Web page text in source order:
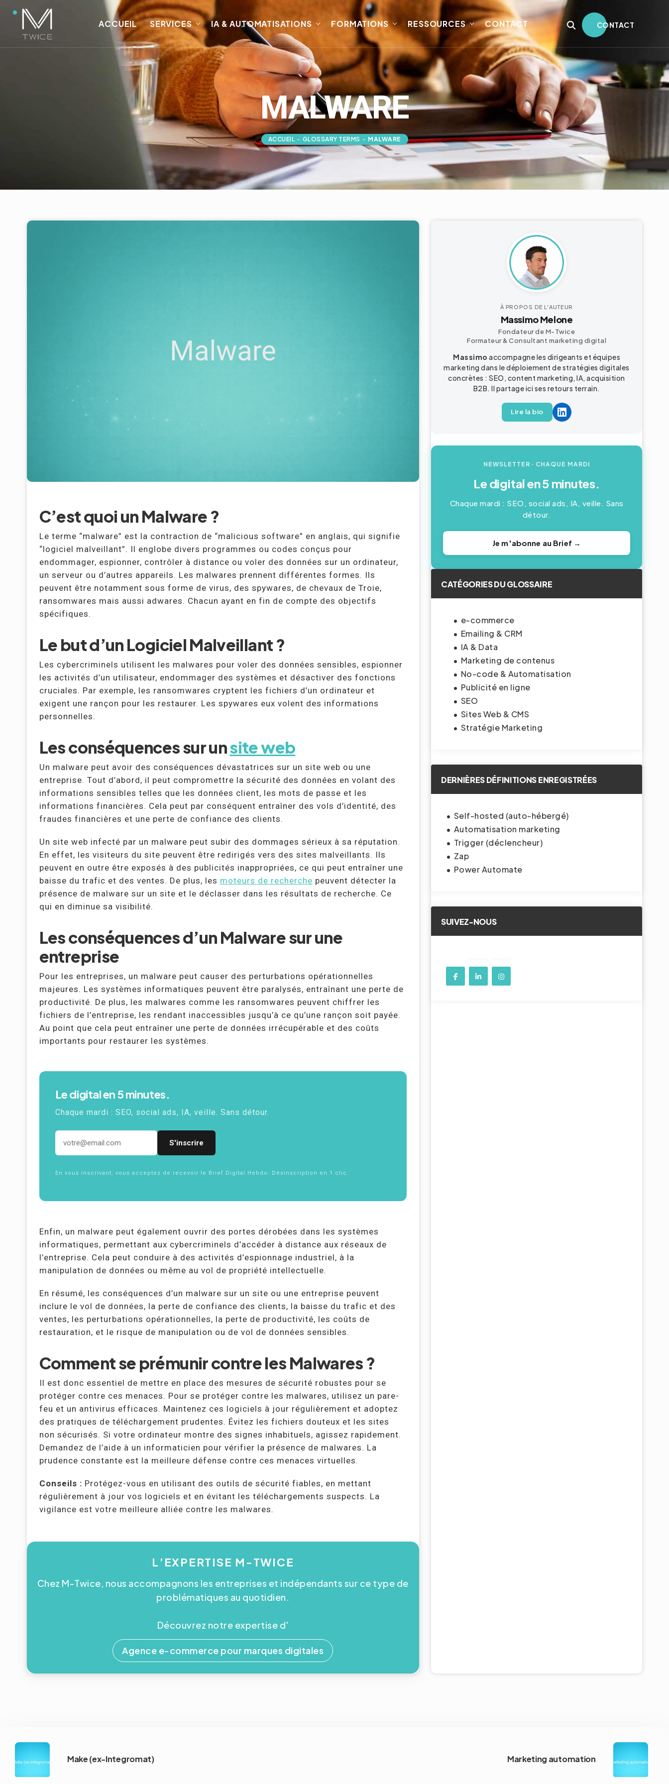
ACCUEIL SERVICES IA & AUTOMATISATIONS FORMATIONS RESSOURCES CONTACT CONTACT
MALWARE
ACCUEIL - GLOSSARY TERMS - MALWARE
C’est quoi un Malware ?
Le terme “malware” est la contraction de “malicious software” en anglais, qui signifie
“logiciel malveillant”. Il englobe divers programmes ou codes conçus pour
endommager, espionner, contrôler à distance ou voler des données sur un ordinateur,
un serveur ou d’autres appareils. Les malwares prennent différentes formes. Ils
peuvent être notamment sous forme de virus, des spywares, de chevaux de Troie,
ransomwares mais aussi adwares. Chacun ayant en fin de compte des objectifs
spécifiques.
Le but d’un Logiciel Malveillant ?
Les cybercriminels utilisent les malwares pour voler des données sensibles, espionner
les activités d’un utilisateur, endommager des systèmes et désactiver des fonctions
cruciales. Par exemple, les ransomwares cryptent les fichiers d’un ordinateur et
exigent une rançon pour les restaurer. Les spywares eux volent des informations
personnelles.
Les conséquences sur unsite web
Un malware peut avoir des conséquences dévastatrices sur un site web ou une
entreprise. Tout d’abord, il peut compromettre la sécurité des données en volant des
informations sensibles telles que les données client, les mots de passe et les
informations financières. Cela peut par conséquent entraîner des vols d’identité, des
fraudes financières et une perte de confiance des clients.
Un site web infecté par un malware peut subir des dommages sérieux à sa réputation.
En effet, les visiteurs du site peuvent être redirigés vers des sites malveillants. Ils
peuvent en outre être exposés à des publicités inappropriées, ce qui peut entraîner une
baisse du trafic et des ventes. De plus, les moteurs de recherche peuvent détecter la
présence de malware sur un site et le déclasser dans les résultats de recherche. Ce
qui en diminue sa visibilité.
Les conséquences d’un Malware sur une
entreprise
Pour les entreprises, un malware peut causer des perturbations opérationnelles
majeures. Les systèmes informatiques peuvent être paralysés, entraînant une perte de
productivité. De plus, les malwares comme les ransomwares peuvent chiffrer les
fichiers de l’entreprise, les rendant inaccessibles jusqu’à ce qu’une rançon soit payée.
Au point que cela peut entraîner une perte de données irrécupérable et des coûts
importants pour restaurer les systèmes.
Le digital en 5 minutes.
Chaque mardi : SEO, social ads, IA, veille. Sans détour.
En vous inscrivant, vous acceptez de recevoir le Brief Digital Hebdo. Désinscription en 1 clic.
Enfin, un malware peut également ouvrir des portes dérobées dans les systèmes
informatiques, permettant aux cybercriminels d’accéder à distance aux réseaux de
l’entreprise. Cela peut conduire à des activités d’espionnage industriel, à la
manipulation de données ou même au vol de propriété intellectuelle.
En résumé, les conséquences d’un malware sur un site ou une entreprise peuvent
inclure le vol de données, la perte de confiance des clients, la baisse du trafic et des
ventes, les perturbations opérationnelles, la perte de productivité, les coûts de
restauration, et le risque de manipulation ou de vol de données sensibles.
Comment se prémunir contre les Malwares ?
Il est donc essentiel de mettre en place des mesures de sécurité robustes pour se
protéger contre ces menaces. Pour se protéger contre les malwares, utilisez un pare-
feu et un antivirus efficaces. Maintenez ces logiciels à jour régulièrement et adoptez
des pratiques de téléchargement prudentes. Évitez les fichiers douteux et les sites
non sécurisés. Si votre ordinateur montre des signes inhabituels, agissez rapidement.
Demandez de l’aide à un informaticien pour vérifier la présence de malwares. La
prudence constante est la meilleure défense contre ces menaces virtuelles.
Conseils : Protégez-vous en utilisant des outils de sécurité fiables, en mettant
régulièrement à jour vos logiciels et en évitant les téléchargements suspects. La
vigilance est votre meilleure alliée contre les malwares.
L’EXPERTISE M-TWICE
Chez M-Twice, nous accompagnons les entreprises et indépendants sur ce type de
problématiques au quotidien.
Découvrez notre expertise d'
Agence e-commerce pour marques digitales
À PROPOS DE L'AUTEUR
Massimo Melone
Fondateur de M-Twice
Formateur & Consultant marketing digital
Massimo accompagne les dirigeants et équipes
marketing dans le déploiement de stratégies digitales
concrètes : SEO, content marketing, IA, acquisition
B2B. Il partage ici ses retours terrain.
Lire la bio
NEWSLETTER · CHAQUE MARDI
Le digital en 5 minutes.
Chaque mardi : SEO, social ads, IA, veille. Sans
détour.
Je m'abonne au Brief →
CATÉGORIES DU GLOSSAIRE
e-commerce
Emailing & CRM
IA & Data
Marketing de contenus
No-code & Automatisation
Publicité en ligne
SEO
Sites Web & CMS
Stratégie Marketing
DERNIÈRES DÉFINITIONS ENREGISTRÉES
Self-hosted (auto-hébergé)
Automatisation marketing
Trigger (déclencheur)
Zap
Power Automate
SUIVEZ-NOUS
Make (ex-Integromat) Marketing automation